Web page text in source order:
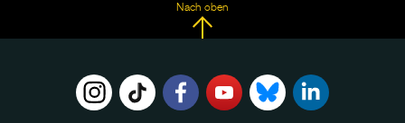
Nach oben